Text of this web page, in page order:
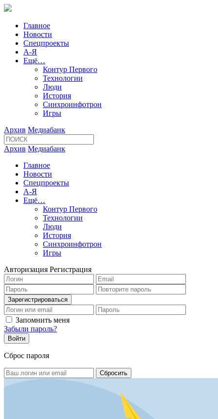
Главное
Новости
Спецпроекты
А-Я
Ещё…
Контур Первого
Технологии
Люди
История
Синхроинфотрон
Игры
Архив Медиабанк
Архив Медиабанк
Главное
Новости
Спецпроекты
А-Я
Ещё…
Контур Первого
Технологии
Люди
История
Синхроинфотрон
Игры
Авторизация Регистрация
Запомнить меня
Забыли пароль?
Сброс пароля